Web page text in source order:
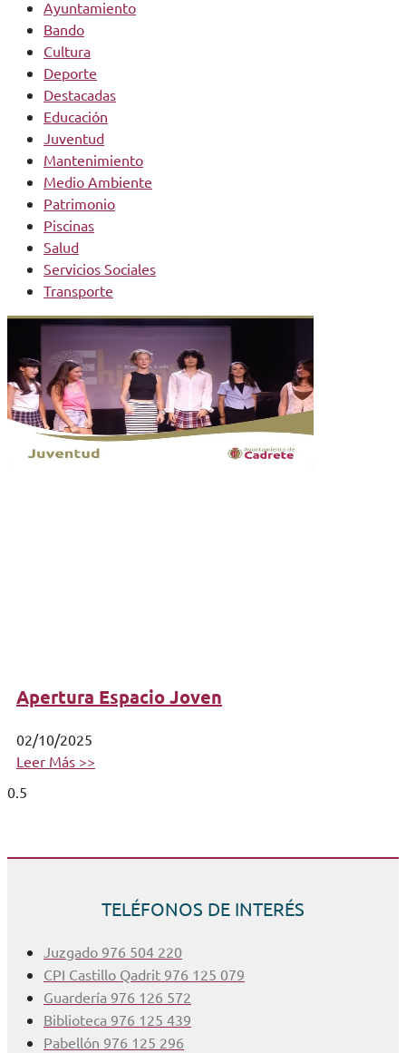
Ayuntamiento
Bando
Cultura
Deporte
Destacadas
Educación
Juventud
Mantenimiento
Medio Ambiente
Patrimonio
Piscinas
Salud
Servicios Sociales
Transporte
Apertura Espacio Joven
02/10/2025
Leer Más >>
TELÉFONOS DE INTERÉS
Juzgado 976 504 220
CPI Castillo Qadrit 976 125 079
Guardería 976 126 572
Biblioteca 976 125 439
Pabellón 976 125 296